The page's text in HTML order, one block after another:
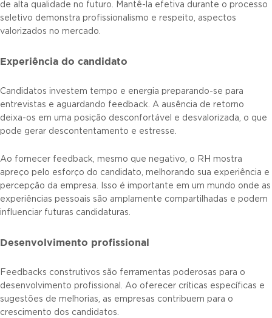
de alta qualidade no futuro. Mantê-la efetiva durante o processo
seletivo demonstra profissionalismo e respeito, aspectos
valorizados no mercado.
Experiência do candidato
Candidatos investem tempo e energia preparando-se para
entrevistas e aguardando feedback. A ausência de retorno
deixa-os em uma posição desconfortável e desvalorizada, o que
pode gerar descontentamento e estresse.
Ao fornecer feedback, mesmo que negativo, o RH mostra
apreço pelo esforço do candidato, melhorando sua experiência e
percepção da empresa. Isso é importante em um mundo onde as
experiências pessoais são amplamente compartilhadas e podem
influenciar futuras candidaturas.
Desenvolvimento profissional
Feedbacks construtivos são ferramentas poderosas para o
desenvolvimento profissional. Ao oferecer críticas específicas e
sugestões de melhorias, as empresas contribuem para o
crescimento dos candidatos.